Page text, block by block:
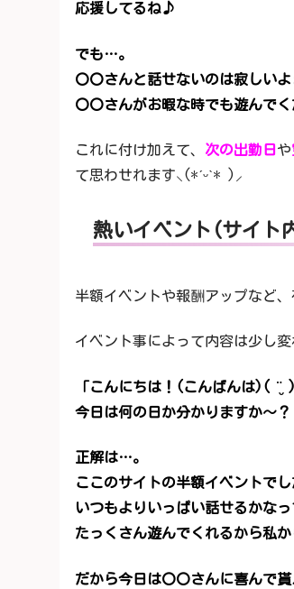
応援してるね♪
でも…。
〇〇さんと話せないのは寂しい
〇〇さんがお暇な時でも遊んで
これに付け加えて、 次の出勤日 や
て思わせれます⸜(*ˊᵕˋ* )⸝
熱いイベント(サイト
半額イベントや報酬アップなど
イベント事によって内容は少し
「こんにちは！(こんばんは)( ¨̮ )
今日は何の日か分かりますか〜
正解は…。
いつもよりいっぱい話せるかな
たっくさん遊んでくれるから私
だから今日は〇〇さんに喜んで